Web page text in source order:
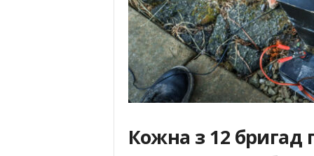
Кожна з 12 бригад